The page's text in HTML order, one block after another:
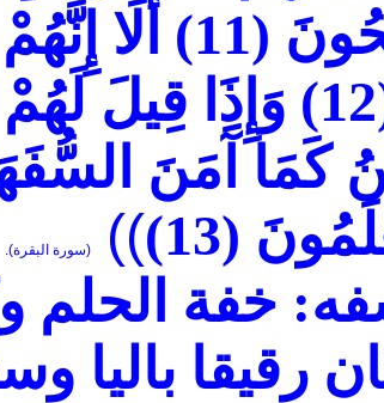
(11)
أَلَا
وَإِذَا قِيلَ
كَمَا آَمَنَ
(13)
)) (سورة البقرة).
خفة الحلم
رقيقا باليا